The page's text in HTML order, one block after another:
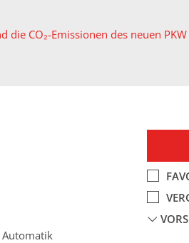
CO₂-Emissionen des neuen PKW
Automatik